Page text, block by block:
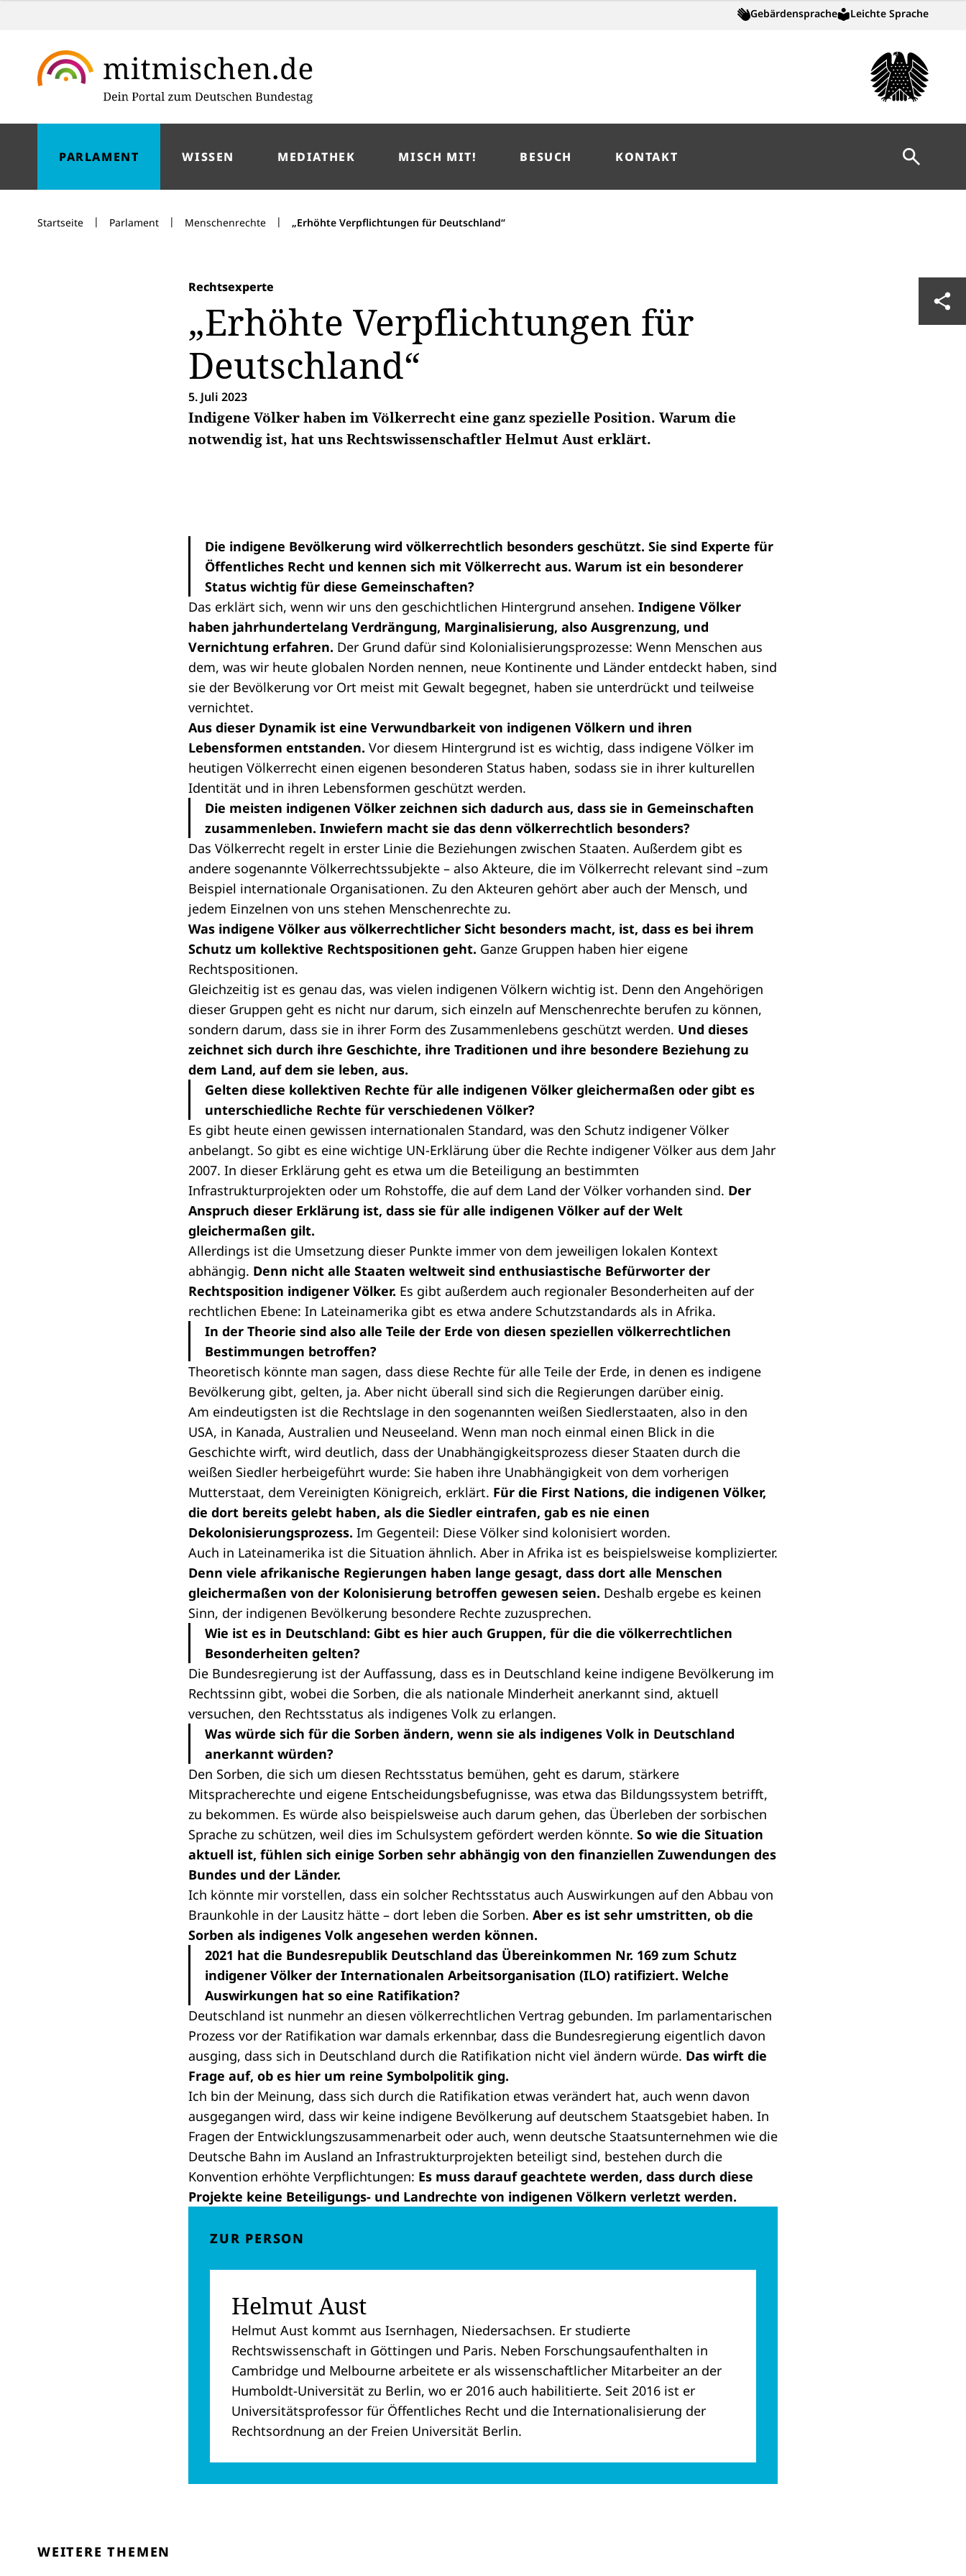
Gebärdensprache Leichte Sprache
PARLAMENT WISSEN MEDIATHEK MISCH MIT! BESUCH KONTAKT Suche
Startseite | Parlament | Menschenrechte | „Erhöhte Verpflichtungen für Deutschland“
Rechtsexperte
„Erhöhte Verpflichtungen für
Deutschland“
5. Juli 2023
Indigene Völker haben im Völkerrecht eine ganz spezielle Position. Warum die
notwendig ist, hat uns Rechtswissenschaftler Helmut Aust erklärt.
Die indigene Bevölkerung wird völkerrechtlich besonders geschützt. Sie sind Experte für
Öffentliches Recht und kennen sich mit Völkerrecht aus. Warum ist ein besonderer
Status wichtig für diese Gemeinschaften?
Das erklärt sich, wenn wir uns den geschichtlichen Hintergrund ansehen. Indigene Völker
haben jahrhundertelang Verdrängung, Marginalisierung, also Ausgrenzung, und
Vernichtung erfahren. Der Grund dafür sind Kolonialisierungsprozesse: Wenn Menschen aus
dem, was wir heute globalen Norden nennen, neue Kontinente und Länder entdeckt haben, sind
sie der Bevölkerung vor Ort meist mit Gewalt begegnet, haben sie unterdrückt und teilweise
vernichtet.
Aus dieser Dynamik ist eine Verwundbarkeit von indigenen Völkern und ihren
Lebensformen entstanden. Vor diesem Hintergrund ist es wichtig, dass indigene Völker im
heutigen Völkerrecht einen eigenen besonderen Status haben, sodass sie in ihrer kulturellen
Identität und in ihren Lebensformen geschützt werden.
Die meisten indigenen Völker zeichnen sich dadurch aus, dass sie in Gemeinschaften
zusammenleben. Inwiefern macht sie das denn völkerrechtlich besonders?
Das Völkerrecht regelt in erster Linie die Beziehungen zwischen Staaten. Außerdem gibt es
andere sogenannte Völkerrechtssubjekte – also Akteure, die im Völkerrecht relevant sind –zum
Beispiel internationale Organisationen. Zu den Akteuren gehört aber auch der Mensch, und
jedem Einzelnen von uns stehen Menschenrechte zu.
Was indigene Völker aus völkerrechtlicher Sicht besonders macht, ist, dass es bei ihrem
Schutz um kollektive Rechtspositionen geht. Ganze Gruppen haben hier eigene
Rechtspositionen.
Gleichzeitig ist es genau das, was vielen indigenen Völkern wichtig ist. Denn den Angehörigen
dieser Gruppen geht es nicht nur darum, sich einzeln auf Menschenrechte berufen zu können,
sondern darum, dass sie in ihrer Form des Zusammenlebens geschützt werden. Und dieses
zeichnet sich durch ihre Geschichte, ihre Traditionen und ihre besondere Beziehung zu
dem Land, auf dem sie leben, aus.
Gelten diese kollektiven Rechte für alle indigenen Völker gleichermaßen oder gibt es
unterschiedliche Rechte für verschiedenen Völker?
Es gibt heute einen gewissen internationalen Standard, was den Schutz indigener Völker
anbelangt. So gibt es eine wichtige UN-Erklärung über die Rechte indigener Völker aus dem Jahr
2007. In dieser Erklärung geht es etwa um die Beteiligung an bestimmten
Infrastrukturprojekten oder um Rohstoffe, die auf dem Land der Völker vorhanden sind. Der
Anspruch dieser Erklärung ist, dass sie für alle indigenen Völker auf der Welt
gleichermaßen gilt.
Allerdings ist die Umsetzung dieser Punkte immer von dem jeweiligen lokalen Kontext
abhängig. Denn nicht alle Staaten weltweit sind enthusiastische Befürworter der
Rechtsposition indigener Völker. Es gibt außerdem auch regionaler Besonderheiten auf der
rechtlichen Ebene: In Lateinamerika gibt es etwa andere Schutzstandards als in Afrika.
In der Theorie sind also alle Teile der Erde von diesen speziellen völkerrechtlichen
Bestimmungen betroffen?
Theoretisch könnte man sagen, dass diese Rechte für alle Teile der Erde, in denen es indigene
Bevölkerung gibt, gelten, ja. Aber nicht überall sind sich die Regierungen darüber einig.
Am eindeutigsten ist die Rechtslage in den sogenannten weißen Siedlerstaaten, also in den
USA, in Kanada, Australien und Neuseeland. Wenn man noch einmal einen Blick in die
Geschichte wirft, wird deutlich, dass der Unabhängigkeitsprozess dieser Staaten durch die
weißen Siedler herbeigeführt wurde: Sie haben ihre Unabhängigkeit von dem vorherigen
Mutterstaat, dem Vereinigten Königreich, erklärt. Für die First Nations, die indigenen Völker,
die dort bereits gelebt haben, als die Siedler eintrafen, gab es nie einen
Dekolonisierungsprozess. Im Gegenteil: Diese Völker sind kolonisiert worden.
Auch in Lateinamerika ist die Situation ähnlich. Aber in Afrika ist es beispielsweise komplizierter.
Denn viele afrikanische Regierungen haben lange gesagt, dass dort alle Menschen
gleichermaßen von der Kolonisierung betroffen gewesen seien. Deshalb ergebe es keinen
Sinn, der indigenen Bevölkerung besondere Rechte zuzusprechen.
Wie ist es in Deutschland: Gibt es hier auch Gruppen, für die die völkerrechtlichen
Besonderheiten gelten?
Die Bundesregierung ist der Auffassung, dass es in Deutschland keine indigene Bevölkerung im
Rechtssinn gibt, wobei die Sorben, die als nationale Minderheit anerkannt sind, aktuell
versuchen, den Rechtsstatus als indigenes Volk zu erlangen.
Was würde sich für die Sorben ändern, wenn sie als indigenes Volk in Deutschland
anerkannt würden?
Den Sorben, die sich um diesen Rechtsstatus bemühen, geht es darum, stärkere
Mitspracherechte und eigene Entscheidungsbefugnisse, was etwa das Bildungssystem betrifft,
zu bekommen. Es würde also beispielsweise auch darum gehen, das Überleben der sorbischen
Sprache zu schützen, weil dies im Schulsystem gefördert werden könnte. So wie die Situation
aktuell ist, fühlen sich einige Sorben sehr abhängig von den finanziellen Zuwendungen des
Bundes und der Länder.
Ich könnte mir vorstellen, dass ein solcher Rechtsstatus auch Auswirkungen auf den Abbau von
Braunkohle in der Lausitz hätte – dort leben die Sorben. Aber es ist sehr umstritten, ob die
Sorben als indigenes Volk angesehen werden können.
2021 hat die Bundesrepublik Deutschland das Übereinkommen Nr. 169 zum Schutz
indigener Völker der Internationalen Arbeitsorganisation (ILO) ratifiziert. Welche
Auswirkungen hat so eine Ratifikation?
Deutschland ist nunmehr an diesen völkerrechtlichen Vertrag gebunden. Im parlamentarischen
Prozess vor der Ratifikation war damals erkennbar, dass die Bundesregierung eigentlich davon
ausging, dass sich in Deutschland durch die Ratifikation nicht viel ändern würde. Das wirft die
Frage auf, ob es hier um reine Symbolpolitik ging.
Ich bin der Meinung, dass sich durch die Ratifikation etwas verändert hat, auch wenn davon
ausgegangen wird, dass wir keine indigene Bevölkerung auf deutschem Staatsgebiet haben. In
Fragen der Entwicklungszusammenarbeit oder auch, wenn deutsche Staatsunternehmen wie die
Deutsche Bahn im Ausland an Infrastrukturprojekten beteiligt sind, bestehen durch die
Konvention erhöhte Verpflichtungen: Es muss darauf geachtete werden, dass durch diese
Projekte keine Beteiligungs- und Landrechte von indigenen Völkern verletzt werden.
ZUR PERSON
Helmut Aust
Helmut Aust kommt aus Isernhagen, Niedersachsen. Er studierte
Rechtswissenschaft in Göttingen und Paris. Neben Forschungsaufenthalten in
Cambridge und Melbourne arbeitete er als wissenschaftlicher Mitarbeiter an der
Humboldt-Universität zu Berlin, wo er 2016 auch habilitierte. Seit 2016 ist er
Universitätsprofessor für Öffentliches Recht und die Internationalisierung der
Rechtsordnung an der Freien Universität Berlin.
WEITERE THEMEN